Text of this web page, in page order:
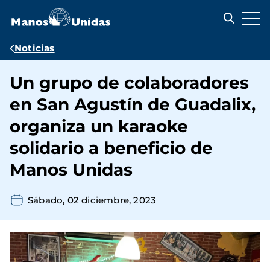
contenido
Ruta
navegación
Noticias
Un grupo de colaboradores
en San Agustín de Guadalix,
organiza un karaoke
solidario a beneficio de
Manos Unidas
Sábado, 02 diciembre, 2023